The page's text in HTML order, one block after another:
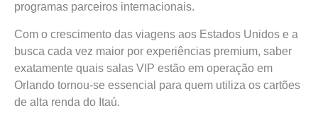
programas parceiros internacionais.
Com o crescimento das viagens aos Estados Unidos e a
busca cada vez maior por experiências premium, saber
exatamente quais salas VIP estão em operação em
Orlando tornou-se essencial para quem utiliza os cartões
de alta renda do Itaú.